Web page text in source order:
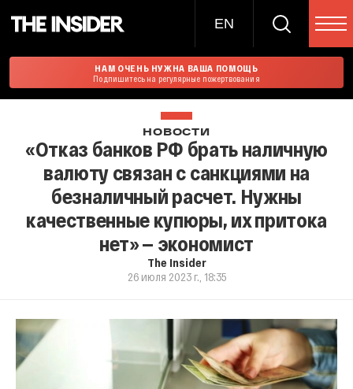
EN
НАМ ОЧЕНЬ НУЖНА ВАША ПОМОЩЬ
Подпишитесь на регулярные пожертвования
НОВОСТИ
«Отказ банков РФ брать наличную
валюту связан с санкциями на
безналичный расчет. Нужны
качественные купюры, их притока
нет» — экономист
The Insider
26 июля 2023 г., 18:35